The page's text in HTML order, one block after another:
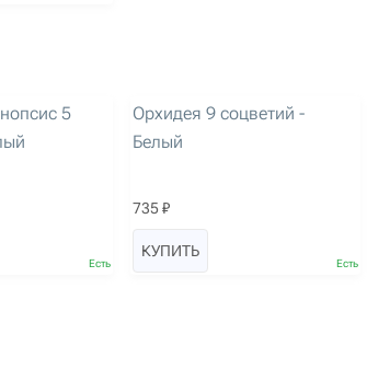
5
Есть
Орхидея 9 соцветий -
Белый
735 ₽
КУПИТЬ
Есть